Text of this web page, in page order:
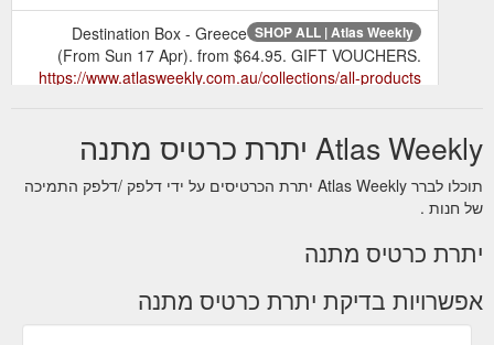
SHOP ALL | Atlas Weekly
Destination Box - Greece
(From Sun 17 Apr). from $64.95. GIFT VOUCHERS.
https://www.atlasweekly.com.au/collections/all-products
Atlas Weekly יתרת כרטיס מתנה
תוכלו לברר Atlas Weekly יתרת הכרטיסים על ידי דלפק /דלפק התמיכה
של חנות .
יתרת כרטיס מתנה
אפשרויות בדיקת יתרת כרטיס מתנה